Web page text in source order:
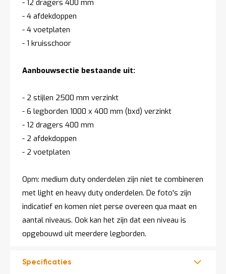
- 12 dragers 400 mm
- 4 afdekdoppen
- 4 voetplaten
- 1 kruisschoor
Aanbouwsectie bestaande uit:
- 2 stijlen 2500 mm verzinkt
- 6 legborden 1000 x 400 mm (bxd) verzinkt
- 12 dragers 400 mm
- 2 afdekdoppen
- 2 voetplaten
Opm: medium duty onderdelen zijn niet te combineren
met light en heavy duty onderdelen. De foto's zijn
indicatief en komen niet perse overeen qua maat en
aantal niveaus. Ook kan het zijn dat een niveau is
opgebouwd uit meerdere legborden.
Specificaties